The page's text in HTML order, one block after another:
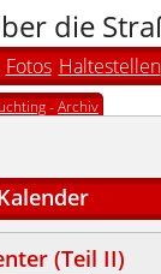
die
Fotos Haltestellen
-Archiv
(Teil II)